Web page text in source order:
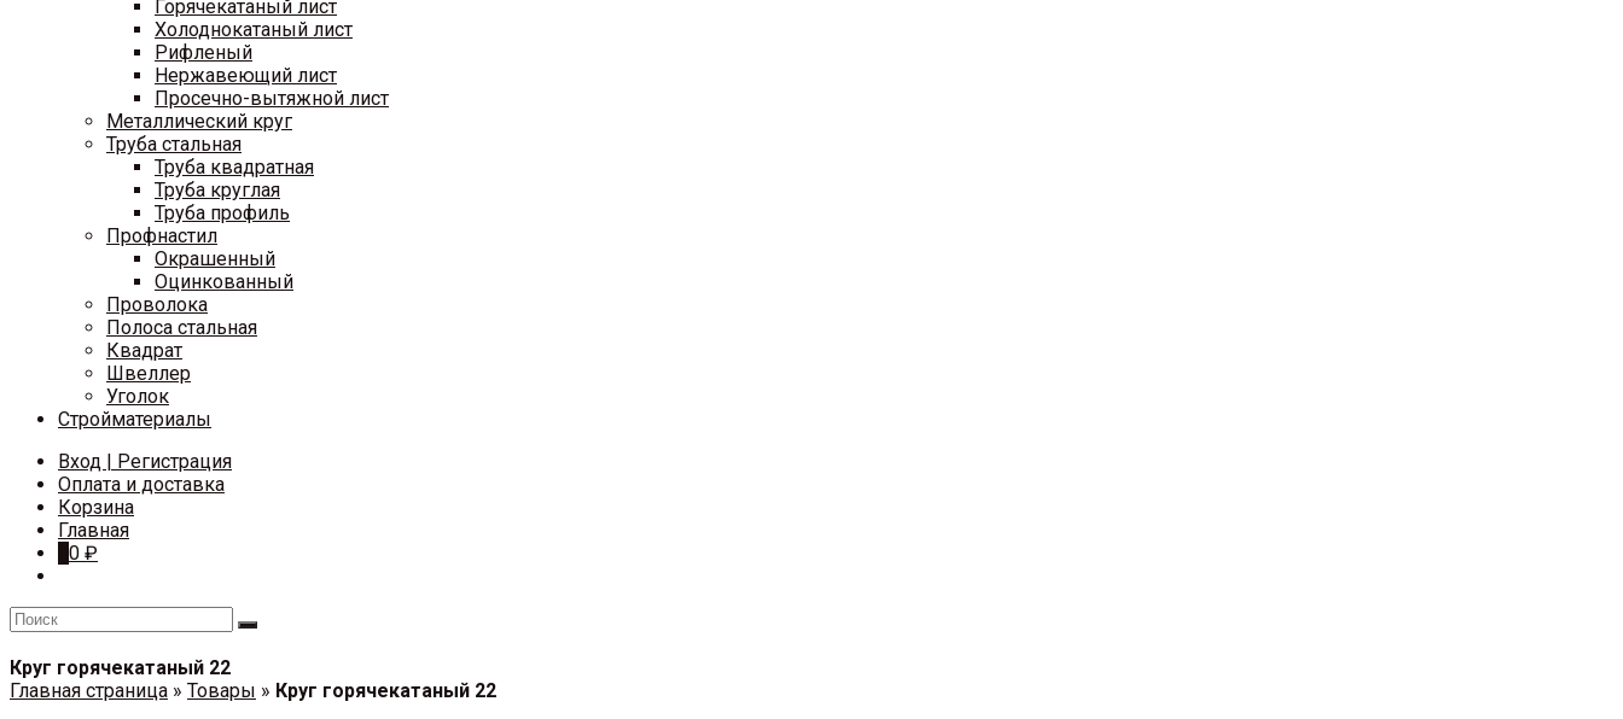
Горячекатаный лист
Холоднокатаный лист
Рифленый
Нержавеющий лист
Просечно-вытяжной лист
Металлический круг
Труба стальная
Труба квадратная
Труба круглая
Труба профиль
Профнастил
Окрашенный
Оцинкованный
Проволока
Полоса стальная
Квадрат
Швеллер
Уголок
Стройматериалы
Вход | Регистрация
Оплата и доставка
Корзина
Главная
0 ₽
Круг горячекатаный 22
Главная страница » Товары » Круг горячекатаный 22